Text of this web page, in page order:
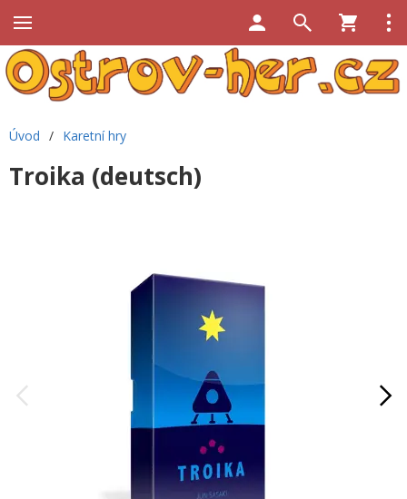
Úvod / Karetní hry
Troika (deutsch)